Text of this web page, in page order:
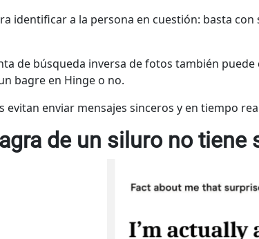
identificar a la persona en cuestión: basta
de búsqueda inversa de fotos también
bagre en Hinge o no.
evitan enviar mensajes sinceros y en tiempo
de un siluro no tiene